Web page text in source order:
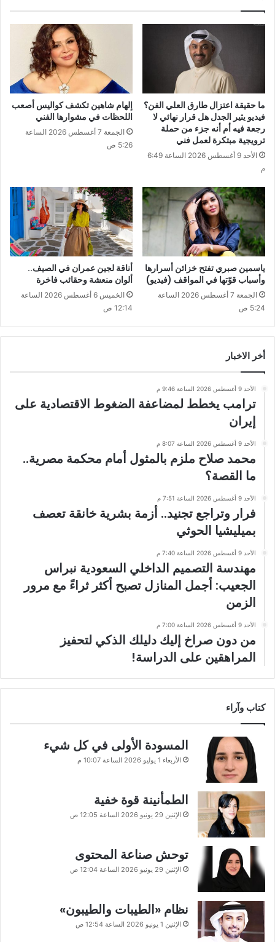
ما حقيقة اعتزال طارق العلي الفن؟
فيديو يثير الجدل هل قرار نهائي لا
رجعة فيه أم أنه جزء من حملة
ترويجية مبتكرة لعمل فني
الأحد 9 أغسطس 2026 الساعة 6:49
م
إلهام شاهين تكشف كواليس أصعب
اللحظات في مشوارها الفني
الجمعة 7 أغسطس 2026 الساعة
5:26 ص
ياسمين صبري تفتح خزائن أسرارها
وأسباب قوّتها في المواقف (فيديو)
الجمعة 7 أغسطس 2026 الساعة
5:24 ص
أناقة لجين عمران في الصيف..
ألوان منعشة وحقائب فاخرة
الخميس 6 أغسطس 2026 الساعة
12:14 ص
أخر الاخبار
الأحد 9 أغسطس 2026 الساعة 9:46 م
ترامب يخطط لمضاعفة الضغوط الاقتصادية على
إيران
الأحد 9 أغسطس 2026 الساعة 8:07 م
محمد صلاح ملزم بالمثول أمام محكمة مصرية..
ما القصة؟
الأحد 9 أغسطس 2026 الساعة 7:51 م
فرار وتراجع تجنيد.. أزمة بشرية خانقة تعصف
بميليشيا الحوثي
الأحد 9 أغسطس 2026 الساعة 7:40 م
مهندسة التصميم الداخلي السعودية نبراس
الجعيب: أجمل المنازل تصبح أكثر ثراءً مع مرور
الزمن
الأحد 9 أغسطس 2026 الساعة 7:00 م
من دون صراخ إليك دليلك الذكي لتحفيز
المراهقين على الدراسة!
كتاب وآراء
المسودة الأولى في كل شيء
الأربعاء 1 يوليو 2026 الساعة 10:07 م
الطمأنينة قوة خفية
الإثنين 29 يونيو 2026 الساعة 12:05 ص
توحش صناعة المحتوى
الإثنين 29 يونيو 2026 الساعة 12:04 ص
نظام «الطيبات والطيبون»
الإثنين 1 يونيو 2026 الساعة 12:54 ص